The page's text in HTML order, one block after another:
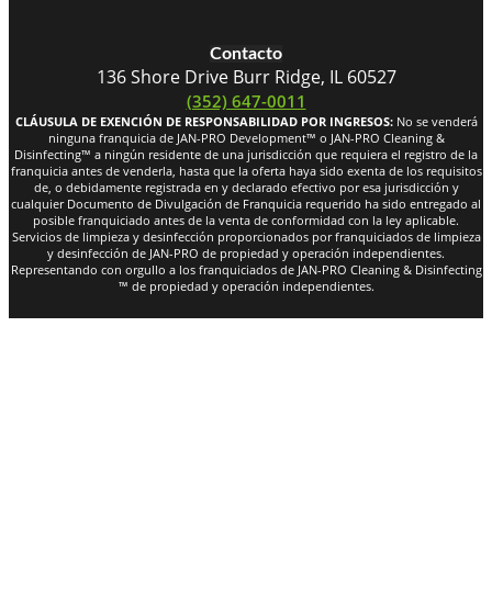
Contacto
136 Shore Drive Burr Ridge, IL 60527
(352) 647-0011
CLÁUSULA DE EXENCIÓN DE RESPONSABILIDAD POR INGRESOS: No se venderá
ninguna franquicia de JAN-PRO Development™ o JAN-PRO Cleaning &
Disinfecting™ a ningún residente de una jurisdicción que requiera el registro de la
franquicia antes de venderla, hasta que la oferta haya sido exenta de los requisitos
de, o debidamente registrada en y declarado efectivo por esa jurisdicción y
cualquier Documento de Divulgación de Franquicia requerido ha sido entregado al
posible franquiciado antes de la venta de conformidad con la ley aplicable.
Servicios de limpieza y desinfección proporcionados por franquiciados de limpieza
y desinfección de JAN-PRO de propiedad y operación independientes.
Representando con orgullo a los franquiciados de JAN-PRO Cleaning & Disinfecting
™ de propiedad y operación independientes.